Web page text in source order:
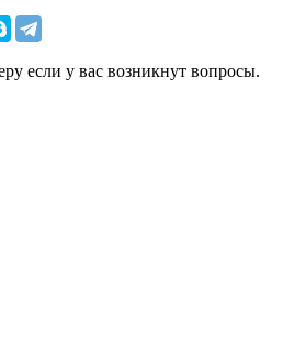
если у вас возникнут вопросы.